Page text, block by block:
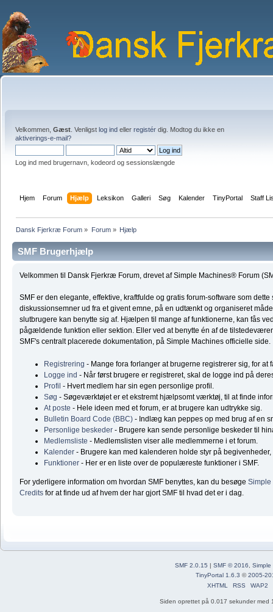
Velkommen, Gæst . Venligst log ind eller registér dig. Modtog du ikke en
aktiverings-e-mail?
Log ind med brugernavn, kodeord og sessionslængde
Hjem Forum Hjælp Leksikon Galleri Søg Kalender TinyPortal Staff
Dansk Fjerkræ Forum » Forum» Hjælp
SMF Brugerhjælp
Velkommen til Dansk Fjerkræ Forum, drevet af Simple Machines® Forum
SMF er den elegante, effektive, kraftfulde og gratis forum-software som
diskussionsemner ud fra et givent emne, på en udtænkt og organiseret
slutbrugere kan benytte sig af. Hjælpen til mange af funktionerne, kan fås
pågældende funktion eller sektion. Eller ved at benytte én af de
SMF's centralt placerede dokumentation, på Simple Machines officielle side.
Registrering - Mange fora forlanger at brugerne registrerer sig, for at
Logge ind - Når først brugere er registreret, skal de logge ind på
Profil - Hvert medlem har sin egen personlige profil.
Søg - Søgeværktøjet er et ekstremt hjælpsomt værktøj, til at finde
At poste - Hele ideen med et forum, er at brugere kan udtrykke sig.
Bulletin Board Code (BBC) - Indlæg kan peppes op med brug af en
Personlige beskeder - Brugere kan sende personlige beskeder til
Medlemsliste - Medlemslisten viser alle medlemmerne i et forum.
Kalender - Brugere kan med kalenderen holde styr på
Funktioner - Her er en liste over de populæreste funktioner i SMF.
For yderligere information om hvordan SMF benyttes, kan du besøgeSimple
Credits for at finde ud af hvem der har gjort SMF til hvad det er i dag.
SMF 2.0.15 | SMF © 2016, Simple
TinyPortal 1.6.3 ©2005-
XHTML
RSS WAP2
Siden oprettet på 0.017 sekunder med